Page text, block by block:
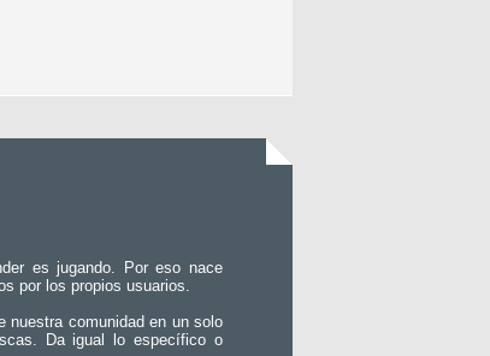
es jugando. Por eso nace
por los propios usuarios.
nuestra comunidad en un solo
Da igual lo específico o